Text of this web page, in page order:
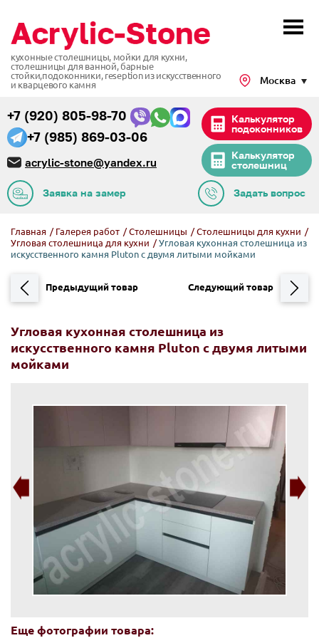
кухонные столешницы, мойки для кухни,
столешницы для ванной, барные
стойки,подоконники, reseption из искусственного
и кварцевого камня
+7 (985) 869-03-06
+7 (920) 805-98-70
acrylic-stone@yandex.ru
Калькулятор
столешниц
Калькулятор
подоконников
Москва
Задать вопрос
Заявка на замер
Главная / Галерея работ /Столешницы /Столешницы для кухни /
Угловая столешница для кухни /Угловая кухонная столешница из
искусственного камня Pluton с двумя литыми мойками
Угловая кухонная столешница из
искусственного камня Pluton с двумя литыми
мойками
Еще фотографии товара: